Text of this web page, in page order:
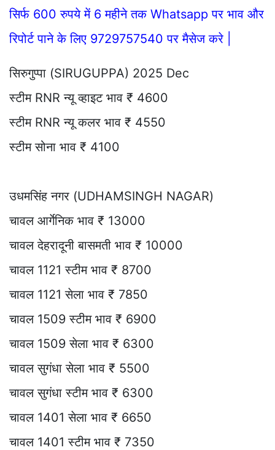
सिर्फ 600 रुपये में 6 महीने तक Whatsapp पर भाव और
रिपोर्ट पाने के लिए 9729757540 पर मैसेज करे |
सिरुगुप्पा (SIRUGUPPA) 2025 Dec
स्टीम RNR न्यू व्हाइट भाव ₹ 4600
स्टीम RNR न्यू कलर भाव ₹ 4550
स्टीम सोना भाव ₹ 4100
उधमसिंह नगर (UDHAMSINGH NAGAR)
चावल आर्गेनिक भाव ₹ 13000
चावल देहरादूनी बासमती भाव ₹ 10000
चावल 1121 स्टीम भाव ₹ 8700
चावल 1121 सेला भाव ₹ 7850
चावल 1509 स्टीम भाव ₹ 6900
चावल 1509 सेला भाव ₹ 6300
चावल सुगंधा सेला भाव ₹ 5500
चावल सुगंधा स्टीम भाव ₹ 6300
चावल 1401 सेला भाव ₹ 6650
चावल 1401 स्टीम भाव ₹ 7350